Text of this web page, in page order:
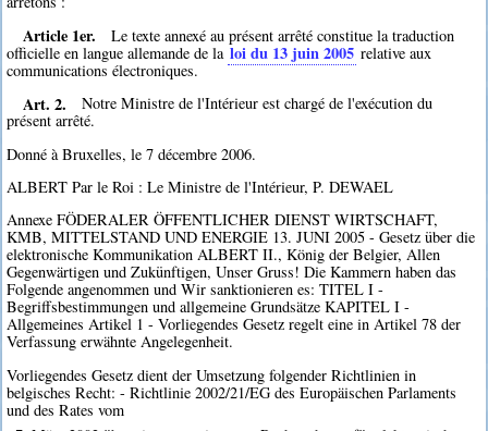
Article 1er.
Le texte annexé au présent arrêté constitue la traduction
officielle en langue allemande de la loi du 13 juin 2005 relative aux
communications électroniques.
Art. 2.
Notre Ministre de l'Intérieur est chargé de l'exécution du
présent arrêté.
Donné à Bruxelles, le 7 décembre 2006.
ALBERT Par le Roi : Le Ministre de l'Intérieur, P. DEWAEL
Annexe FÖDERALER ÖFFENTLICHER DIENST WIRTSCHAFT,
KMB, MITTELSTAND UND ENERGIE 13. JUNI 2005 - Gesetz über die
elektronische Kommunikation ALBERT II., König der Belgier, Allen
Gegenwärtigen und Zukünftigen, Unser Gruss! Die Kammern haben das
Folgende angenommen und Wir sanktionieren es: TITEL I -
Begriffsbestimmungen und allgemeine Grundsätze KAPITEL I -
Allgemeines Artikel 1 - Vorliegendes Gesetz regelt eine in Artikel 78 der
Verfassung erwähnte Angelegenheit.
Vorliegendes Gesetz dient der Umsetzung folgender Richtlinien in
belgisches Recht: - Richtlinie 2002/21/EG des Europäischen Parlaments
und des Rates vom